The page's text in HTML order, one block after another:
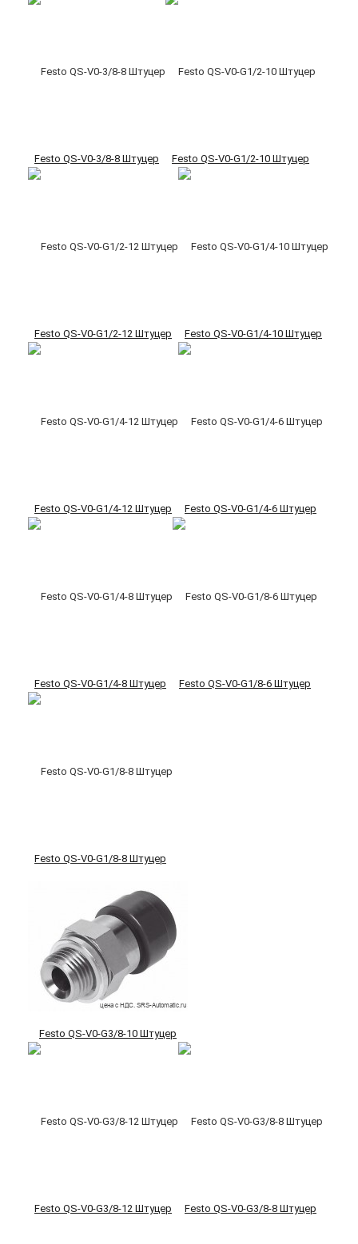
Festo QS-V0-3/8-8 Штуцер Festo QS-V0-G1/2-10 Штуцер
Festo QS-V0-G1/2-12 Штуцер Festo QS-V0-G1/4-10 Штуцер
Festo QS-V0-G1/4-12 Штуцер Festo QS-V0-G1/4-6 Штуцер
Festo QS-V0-G1/4-8 Штуцер Festo QS-V0-G1/8-6 Штуцер
Festo QS-V0-G1/8-8 Штуцер
Festo QS-V0-G3/8-10 Штуцер
Festo QS-V0-G3/8-12 Штуцер Festo QS-V0-G3/8-8 Штуцер